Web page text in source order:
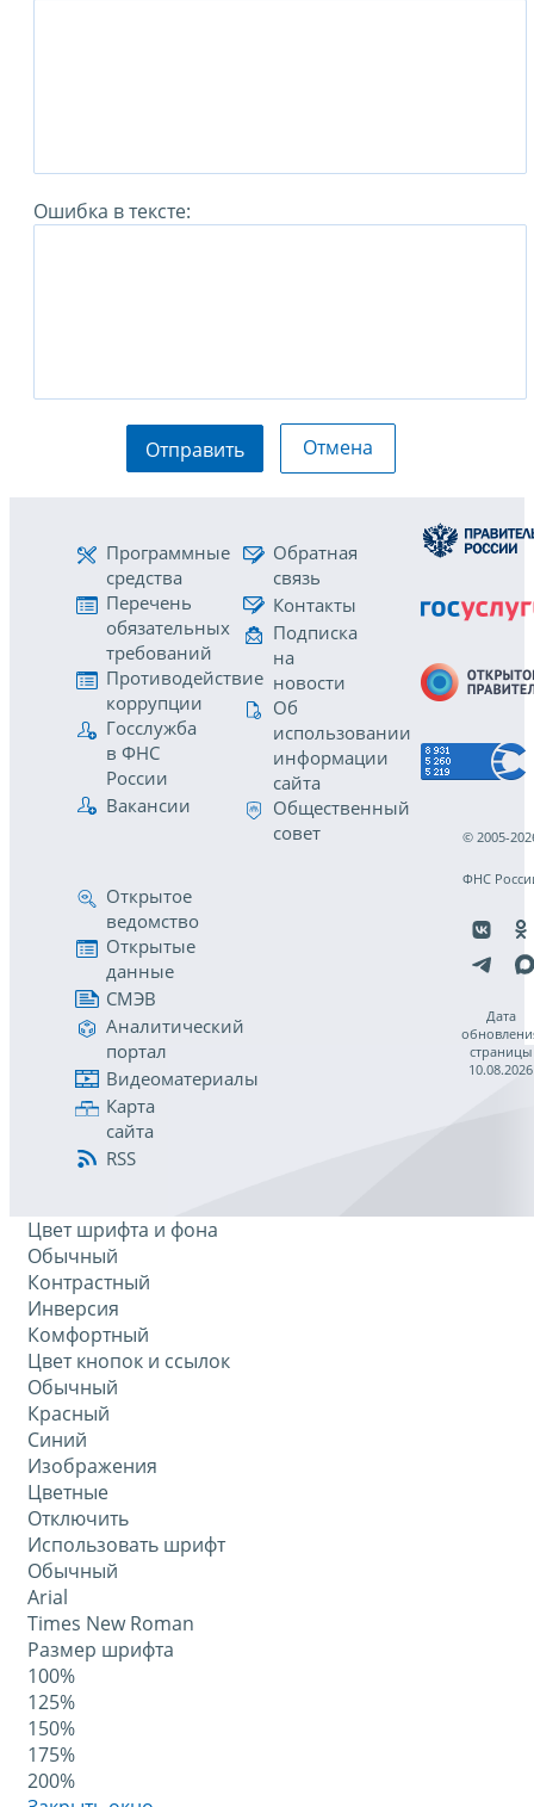
Ошибка в тексте:
Отправить Отмена
Программные
средства
Перечень
обязательных
требований
Противодействие
коррупции
Госслужба
в ФНС
России
Вакансии
Обратная
связь
Контакты
Подписка
на
новости
Об
использовании
информации
сайта
Общественный
совет
Открытое
ведомство
Открытые
данные
СМЭВ
Аналитический
портал
Видеоматериалы
Карта
сайта
RSS
© 2005-
ФНС
Дата
страницы
10.08.2026
Цвет шрифта и фона
Обычный
Контрастный
Инверсия
Комфортный
Цвет кнопок и ссылок
Обычный
Красный
Синий
Изображения
Цветные
Отключить
Использовать шрифт
Обычный
Arial
Times New Roman
Размер шрифта
100%
125%
150%
175%
200%